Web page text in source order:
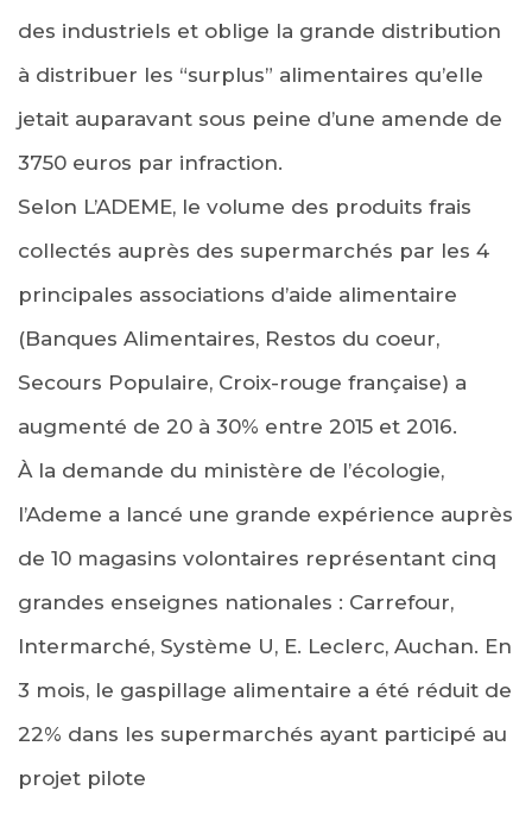
des industriels et oblige la grande distribution
à distribuer les “surplus” alimentaires qu’elle
jetait auparavant sous peine d’une amende de
3750 euros par infraction.
Selon L’ADEME, le volume des produits frais
collectés auprès des supermarchés par les 4
principales associations d’aide alimentaire
(Banques Alimentaires, Restos du coeur,
Secours Populaire, Croix-rouge française) a
augmenté de 20 à 30% entre 2015 et 2016.
À la demande du ministère de l’écologie,
l’Ademe a lancé une grande expérience auprès
de 10 magasins volontaires représentant cinq
grandes enseignes nationales : Carrefour,
Intermarché, Système U, E. Leclerc, Auchan. En
3 mois, le gaspillage alimentaire a été réduit de
22% dans les supermarchés ayant participé au
projet pilote